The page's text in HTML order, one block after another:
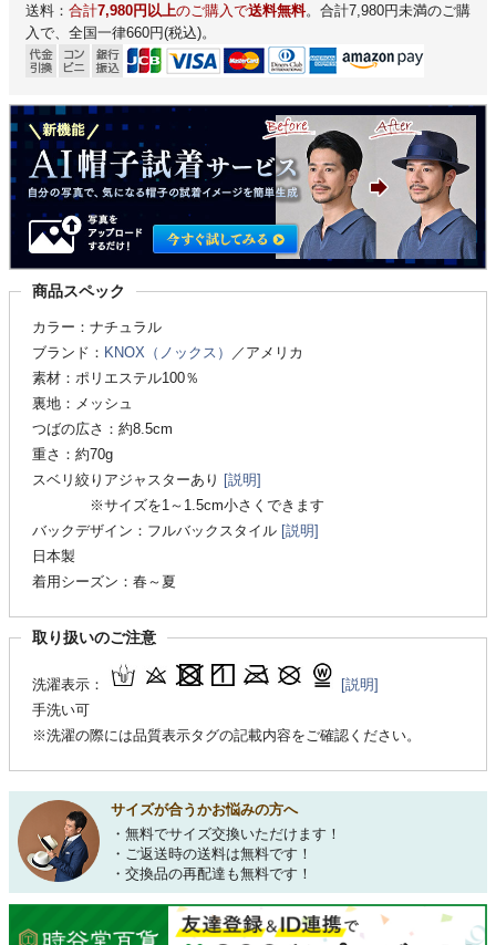
送料： 合計7,980円以上のご購入で送料無料。合計7,980円未満のご購
入で、全国一律660円(税込)。
商品スペック
カラー：ナチュラル
ブランド： KNOX（ノックス）
／アメリカ
素材：ポリエステル100％
裏地：メッシュ
つばの広さ：約8.5cm
重さ：約70g
スベリ絞りアジャスターあり [説明]
※サイズを1～1.5cm小さくできます
バックデザイン：フルバックスタイル [説明]
日本製
着用シーズン：春～夏
取り扱いのご注意
洗濯表示：
[説明]
手洗い可
※洗濯の際には品質表示タグの記載内容をご確認ください。
サイズが合うかお悩みの方へ
・無料でサイズ交換いただけます！
・ご返送時の送料は無料です！
・交換品の再配達も無料です！